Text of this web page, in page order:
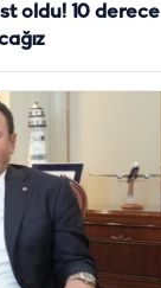
oldu! 10 derece